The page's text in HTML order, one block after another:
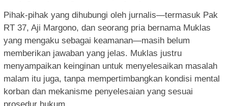
Pihak-pihak yang dihubungi oleh jurnalis—termasuk Pak
RT 37, Aji Margono, dan seorang pria bernama Muklas
yang mengaku sebagai keamanan—masih belum
memberikan jawaban yang jelas. Muklas justru
menyampaikan keinginan untuk menyelesaikan masalah
malam itu juga, tanpa mempertimbangkan kondisi mental
korban dan mekanisme penyelesaian yang sesuai
prosedur hukum.